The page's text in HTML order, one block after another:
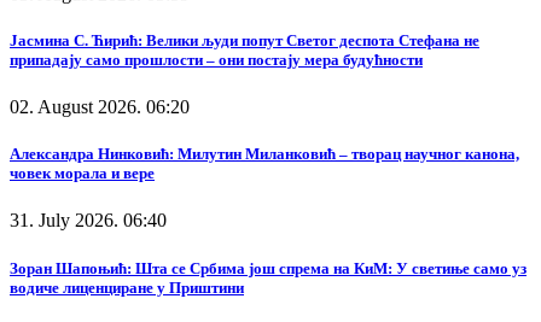
Јасмина С. Ћирић: Велики људи попут Светог деспота Стефана не
припадају само прошлости – они постају мера будућности
02. August 2026. 06:20
Александра Нинковић: Милутин Миланковић – творац научног канона,
човек морала и вере
31. July 2026. 06:40
Зоран Шапоњић: Шта се Србима још спрема на КиМ: У светиње само уз
водиче лиценциране у Приштини